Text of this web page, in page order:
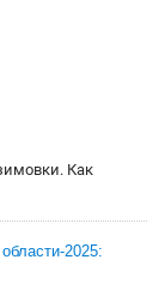
Как
2025: